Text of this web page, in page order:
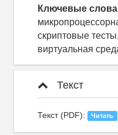
Ключевые
скриптовые
виртуальная
Текст
Текст (PDF): Читать